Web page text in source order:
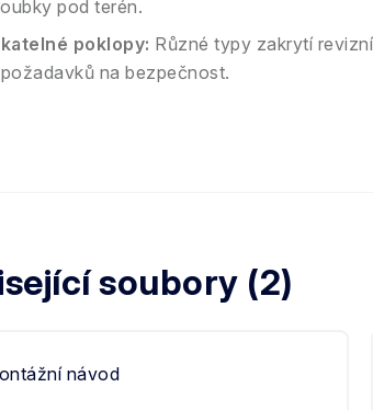
pod terén.
poklopy: Různé typy zakrytí
na bezpečnost.
soubory (2)
návod